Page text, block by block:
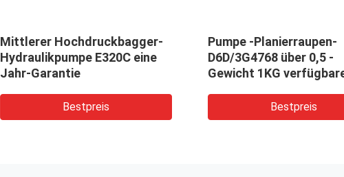
Mittlerer Hochdruckbagger-
Hydraulikpumpe E320C eine
Jahr-Garantie
Bestpreis
Pumpe -Planierraupen-
D6D/3G4768 über 0,5 -
Gewicht 1KG
Bestpreis